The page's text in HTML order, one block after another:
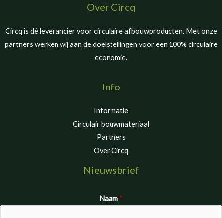
Over Circq
Circq is dé leverancier voor circulaire afbouwproducten. Met onze
partners werken wij aan de doelstellingen voor een 100% circulaire
economie.
Info
Informatie
Circulair bouwmateriaal
Partners
Over Circq
Nieuwsbrief
Naam *